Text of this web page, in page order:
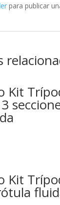
para publicar
Kit
Kit